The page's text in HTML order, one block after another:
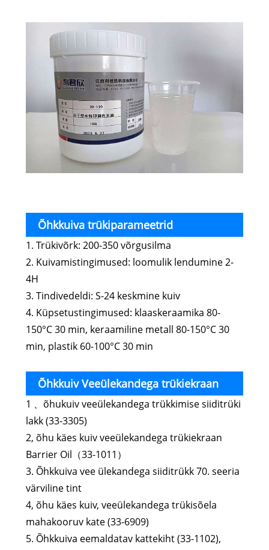
Õhkkuiva trükiparameetrid
Veeülekandega trükisõel Värvi reguleeriv
lakk
1. Trükivõrk: 200-350 võrgusilma
2. Kuivamistingimused: loomulik lendumine 2-
4H
3. Tindivedeldi: S-24 keskmine kuiv
4. Küpsetustingimused: klaaskeraamika 80-
150°C 30 min, keraamiline metall 80-150°C 30
min, plastik 60-100°C 30 min
Õhkkuiv Veeülekandega trükiekraan
Värvi reguleerivat lakki toetav tint
1 、õhukuiv veeülekandega trükkimise siiditrüki
lakk (33-3305)
2, õhu käes kuiv veeülekandega trükiekraan
Barrier Oil（33-1011）
3. Õhkkuiva vee ülekandega siiditrükk 70. seeria
värviline tint
4, õhu käes kuiv, veeülekandega trükisõela
mahakooruv kate (33-6909)
5. Õhkkuiva eemaldatav kattekiht (33-1102),